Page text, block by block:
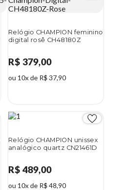
Relógio CHAMPION feminino
digital rosê CH48180Z
R$ 379,00
ou 10x de R$ 37,90
Relógio CHAMPION unissex
analógico quartz CN21461D
R$ 489,00
ou 10x de R$ 48,90